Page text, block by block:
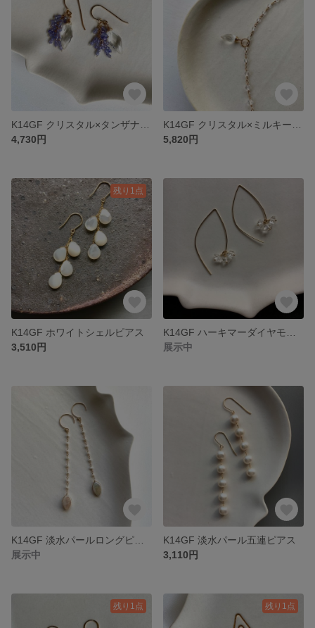
4,730円
5,820円
残り1点
K14GF ホワイトシェルピアス
3,510円
展示中
展示中
K14GF 淡水パール五連ピアス
3,110円
残り1点 残り1点